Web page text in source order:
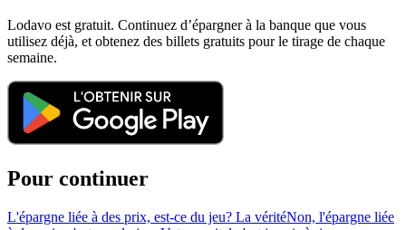
Lodavo est gratuit. Continuez d’épargner à la banque que vous
utilisez déjà, et obtenez des billets gratuits pour le tirage de chaque
semaine.
Pour continuer
L'épargne liée à des prix, est-ce du jeu? La véritéNon, l'épargne liée